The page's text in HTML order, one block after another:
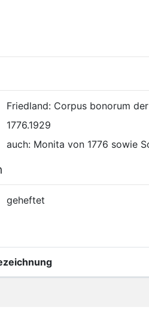
Friedland: Corpus bonorum
1776.1929
auch: Monita von 1776 sowie
geheftet